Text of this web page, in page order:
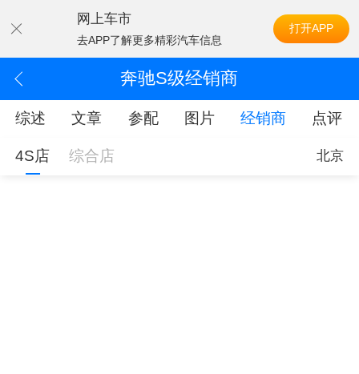
网上车市
去APP了解更多精彩汽车信息
打开APP
奔驰S级经销商
综述 文章 参配 图片 经销商 点评
4S店 综合店 北京